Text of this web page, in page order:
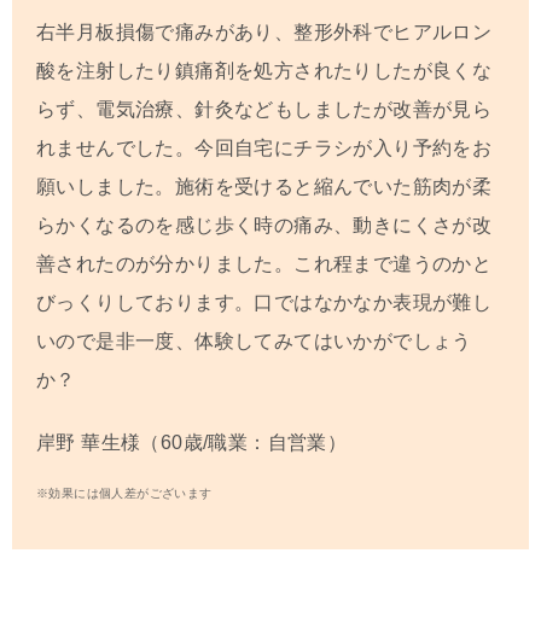
右半月板損傷で痛みがあり、整形外科でヒアルロン
酸を注射したり鎮痛剤を処方されたりしたが良くな
らず、電気治療、針灸などもしましたが改善が見ら
れませんでした。今回自宅にチラシが入り予約をお
願いしました。施術を受けると縮んでいた筋肉が柔
らかくなるのを感じ歩く時の痛み、動きにくさが改
善されたのが分かりました。これ程まで違うのかと
びっくりしております。口ではなかなか表現が難し
いので是非一度、体験してみてはいかがでしょう
か？
岸野 華生様（60歳/職業：自営業）
※効果には個人差がございます